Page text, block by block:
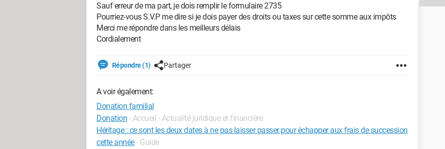
Sauf erreur de ma part, je dois remplir le formulaire 2735
Pourriez-vous S.V.P me dire si je dois payer des droits ou taxes sur cette somme aux impôts
Merci me répondre dans les meilleurs délais
Cordialement
Répondre (1) Partager
A voir également:
Donation familial
Donation - Accueil - Actualité juridique et financière
Héritage : ce sont les deux dates à ne pas laisser passer pour échapper aux frais de succession
cette année- Guide